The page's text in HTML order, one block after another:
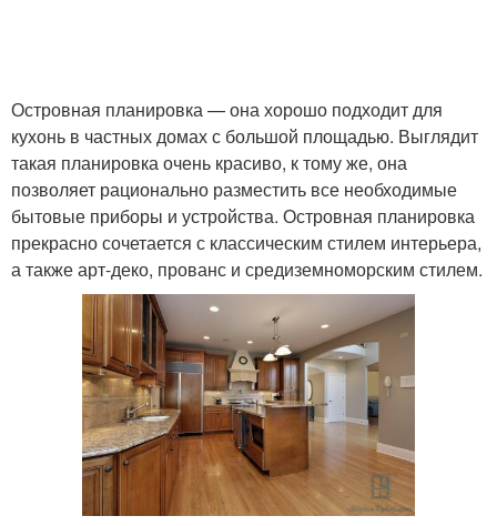
Островная планировка — она хорошо подходит для
кухонь в частных домах с большой площадью. Выглядит
такая планировка очень красиво, к тому же, она
позволяет рационально разместить все необходимые
бытовые приборы и устройства. Островная планировка
прекрасно сочетается с классическим стилем интерьера,
а также арт-деко, прованс и средиземноморским стилем.